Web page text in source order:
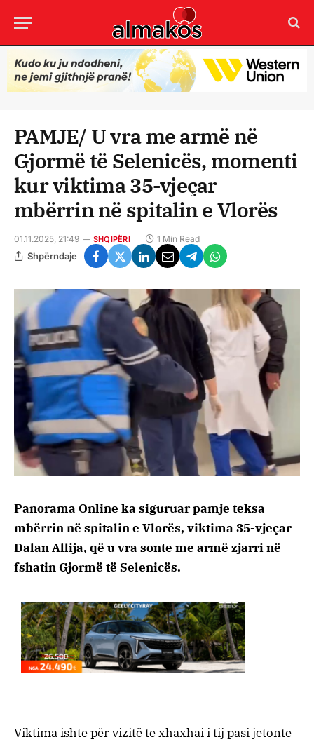
PAMJE/ U vra me armë në
Gjormë të Selenicës, momenti
kur viktima 35-vjeçar
mbërrin në spitalin e Vlorës
01.11.2025, 21:49 SHQIPËRI 1 Min Read
Shpërndaje
Panorama Online ka siguruar pamje teksa
mbërrin në spitalin e Vlorës, viktima 35-vjeçar
Dalan Allija, që u vra sonte me armë zjarri në
fshatin Gjormë të Selenicës.
Viktima ishte për vizitë te xhaxhai i tij pasi jetonte